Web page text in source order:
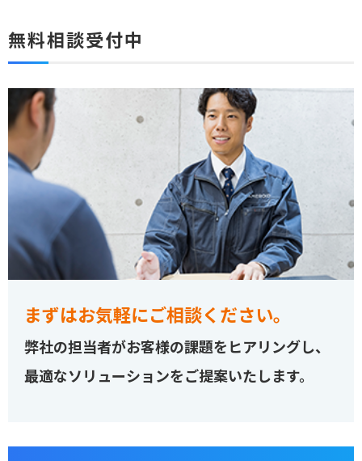
無料相談受付中
まずはお気軽にご相談ください。
弊社の担当者がお客様の課題をヒアリングし、
最適なソリューションをご提案いたします。